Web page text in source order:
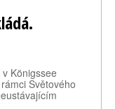
Königssee
Světového